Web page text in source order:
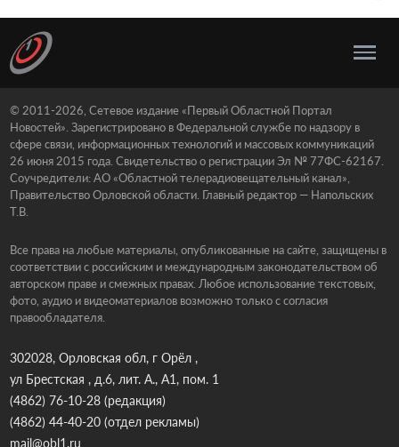
© 2011-2026, Сетевое издание «Первый Областной Портал
Новостей». Зарегистрировано в Федеральной службе по надзору в
сфере связи, информационных технологий и массовых коммуникаций
26 июня 2015 года. Свидетельство о регистрации Эл № 77ФС-62167.
Соучредители: АО «Областной телерадиовещательный канал»,
Правительство Орловской области. Главный редактор — Напольских
Т.В.
Все права на любые материалы, опубликованные на сайте, защищены в
соответствии с российским и международным законодательством об
авторском праве и смежных правах. Любое использование текстовых,
фото, аудио и видеоматериалов возможно только с согласия
правообладателя.
302028, Орловская обл, г Орёл ,
ул Брестская , д.6, лит. А., А1, пом. 1
(4862) 76-10-28(редакция)
(4862) 44-40-20(отдел рекламы)
mail@obl1.ru